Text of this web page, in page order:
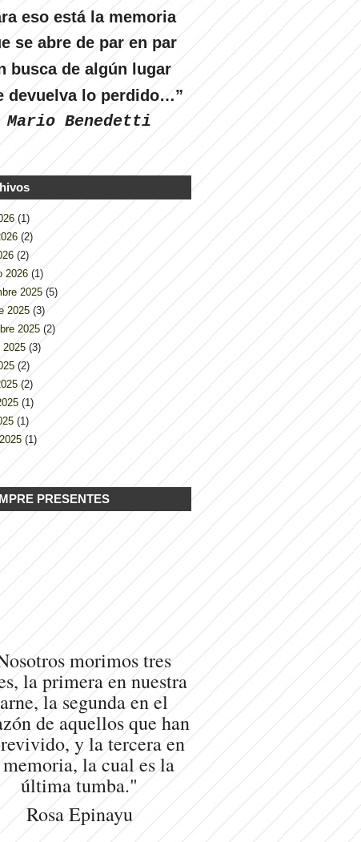
eso está la memoria
se abre de par en par
busca de algún lugar
devuelva lo perdido…”
Mario Benedetti
(1)
(2)
(2)
2026 (1)
2025 (5)
2025 (3)
2025 (2)
2025 (3)
(2)
(2)
(1)
(1)
(1)
PRESENTES
morimos tres
la primera en nuestra
la segunda en el
de aquellos que han
y la tercera en
la cual es la
última tumba."
Rosa Epinayu